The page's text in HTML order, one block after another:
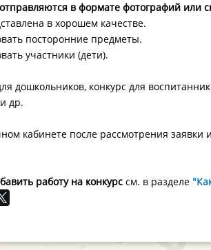
в формате фотографий или
в хорошем качестве.
посторонние предметы.
участники (дети).
дошкольников, конкурс для
др.
кабинете после рассмотрения заявки
работу на конкурс см. в разделе